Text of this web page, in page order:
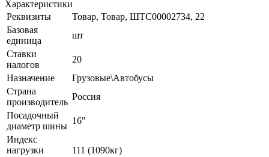
Характеристики
Реквизиты
Товар, Товар, ШТС00002734, 22
Базовая
единица
шт
Ставки
налогов
20
Назначение
Грузовые\Автобусы
Страна
производитель
Россия
Посадочный
диаметр шины
16"
Индекс
нагрузки
111 (1090кг)